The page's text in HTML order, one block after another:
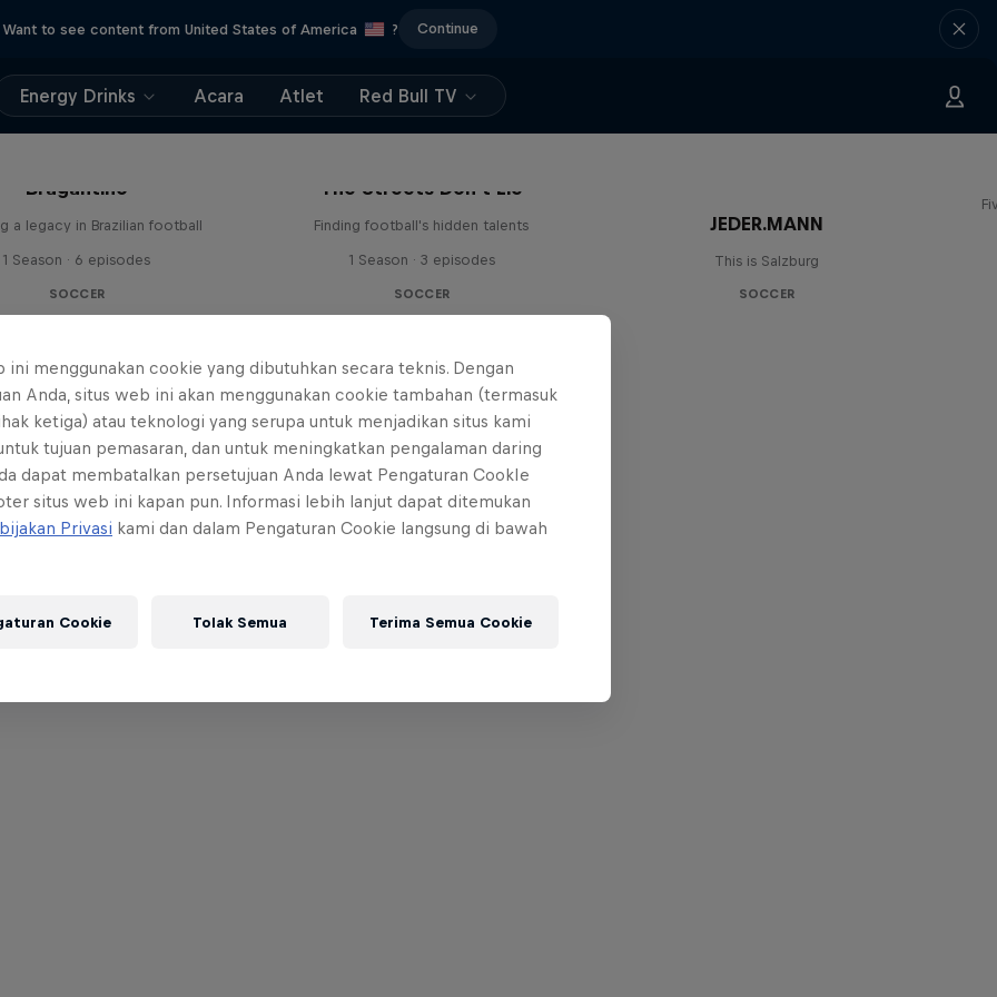
Want to see content from United States of America ? Continue
Energy Drinks Acara Atlet Red Bull TV
Bragantino
a legacy in Brazilian football
1 Season · 6 episodes
SOCCER
The Streets Don't Lie
Finding football's hidden talents
1 Season · 3 episodes
SOCCER
JEDER.MANN
This is Salzburg
SOCCER
ini menggunakan cookie yang dibutuhkan secara teknis. Dengan
Anda, situs web ini akan menggunakan cookie tambahan (termasuk
ketiga) atau teknologi yang serupa untuk menjadikan situs kami
tujuan pemasaran, dan untuk meningkatkan pengalaman daring
dapat membatalkan persetujuan Anda lewat Pengaturan CookIe
situs web ini kapan pun. Informasi lebih lanjut dapat ditemukan
Privasi kami dan dalam Pengaturan Cookie langsung di bawah
Cookie Tolak Semua Terima Semua Cookie